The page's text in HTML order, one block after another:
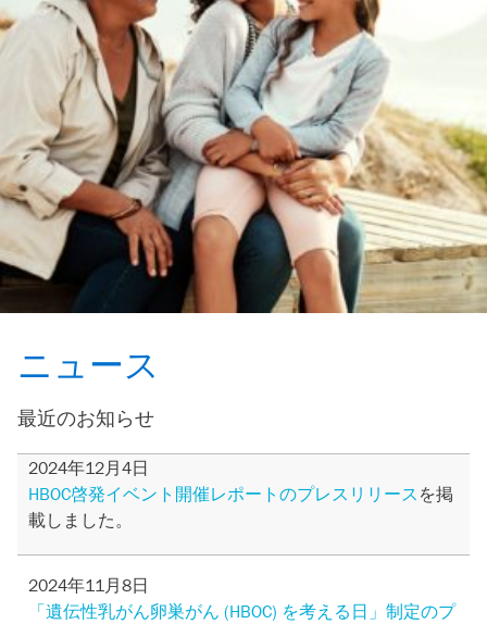
ニュース
最近のお知らせ
2024年12月4日
HBOC啓発イベント開催レポートのプレスリリース を掲
載しました。
2024年11月8日
「遺伝性乳がん卵巣がん (HBOC) を考える日」制定のプ